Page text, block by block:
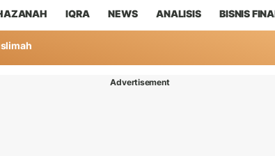
IQRA NEWS ANALISIS BISNIS
Advertisement